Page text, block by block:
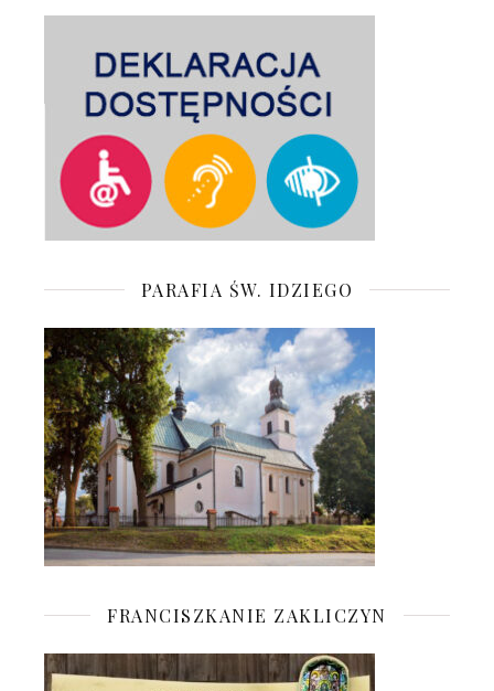
PARAFIA ŚW. IDZIEGO
FRANCISZKANIE ZAKLICZYN